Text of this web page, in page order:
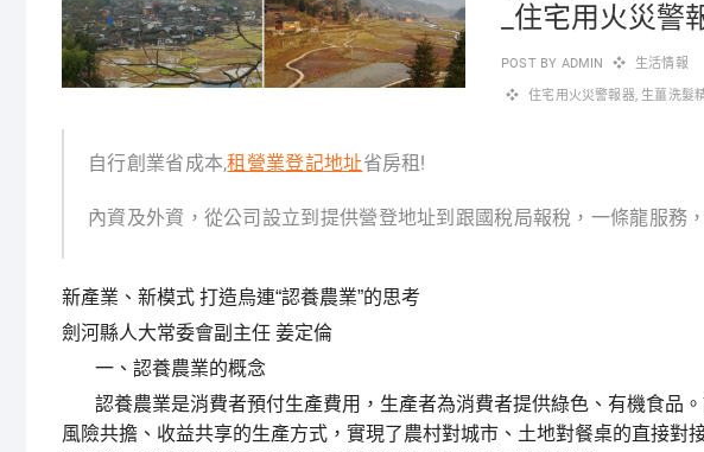
_住宅用火災警
POST BY ADMIN 生活情報
住宅用火災警報器, 生薑洗髮
自行創業省成本,租營業登記地址省房租!
內資及外資，從公司設立到提供營登地址到跟國稅局報稅，一條龍服務
新產業、新模式 打造烏連“認養農業”的思考
劍河縣人大常委會副主任 姜定倫
一、認養農業的概念
認養農業是消費者預付生產費用，生產者為消費者提供綠色、有機食品
風險共擔、收益共享的生產方式，實現了農村對城市、土地對餐桌的直接對